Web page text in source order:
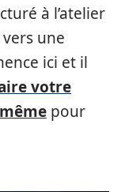
à l’atelier
une
ici et il
votre
pour